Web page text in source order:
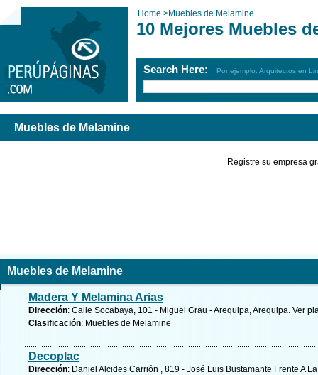
Home >Muebles de Melamine
10 Mejores Muebles
Search Here: Por ejemplo: Arquitectos en
Muebles de Melamine
Registre su empresa
Muebles de Melamine
Madera Y Melamina Arias
Dirección: Calle Socabaya, 101 - Miguel Grau - Arequipa, Arequipa. Ver
Clasificación: Muebles de Melamine
Decoplac
Dirección: Daniel Alcides Carrión , 819 - José Luis Bustamante Frente A